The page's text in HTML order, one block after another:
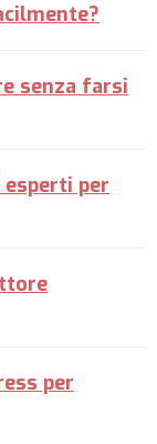
senza farsi
per
per